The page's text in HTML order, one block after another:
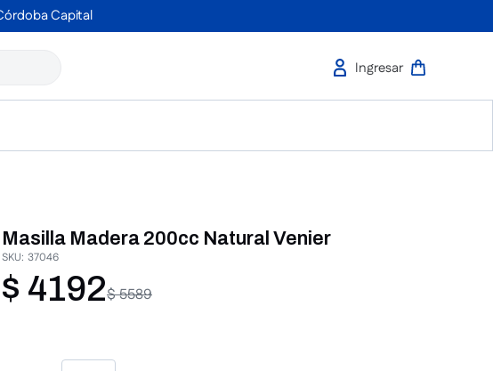
Capital
Masilla Madera 200cc Natural Venier
SKU: 37046
$5589
$ 4192